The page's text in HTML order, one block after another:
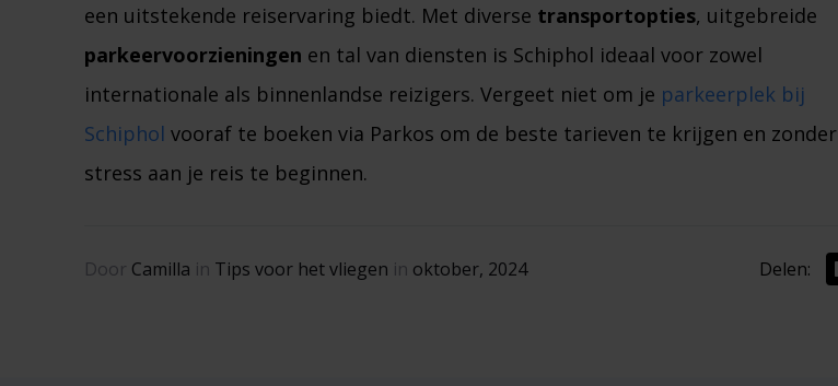
een uitstekende reiservaring biedt. Met diverse transportopties, uitgebreide
parkeervoorzieningen en tal van diensten is Schiphol ideaal voor zowel
internationale als binnenlandse reizigers. Vergeet niet om je parkeerplek bij
Schiphol vooraf te boeken via Parkos om de beste tarieven te krijgen en zonder
stress aan je reis te beginnen.
Door Camilla in Tips voor het vliegen in oktober, 2024 Delen: